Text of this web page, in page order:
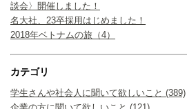
談会〉開催しました！
名大社、23卒採用はじめました！
2018年ベトナムの旅（4）
カテゴリ
学生さんや社会人に聞いて欲しいこと (389)